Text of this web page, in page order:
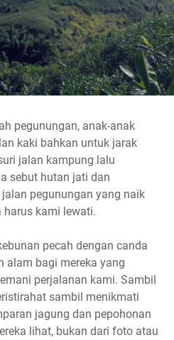
pegunungan, anak-anak
kaki bahkan untuk jarak
jalan kampung lalu
sebut hutan jati dan
pegunungan yang naik
kami lewati.
pecah dengan canda
alam bagi mereka yang
perjalanan kami. Sambil
sambil menikmati
jagung dan pepohonan
lihat, bukan dari foto atau